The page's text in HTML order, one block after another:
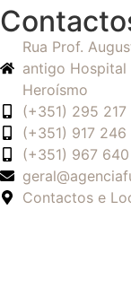
Rua Prof.
antigo
Heroísmo
(+351) 295 217
(+351) 917 246
(+351) 967
Contactos e